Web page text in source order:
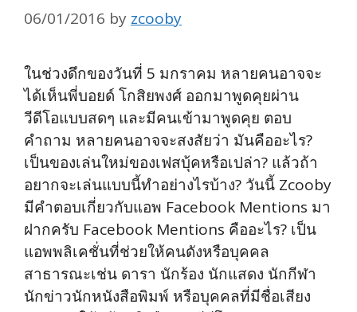
06/01/2016 by zcooby
ในช่วงดึกของวันที่ 5 มกราคม หลายคนอาจจะ
ได้เห็นพี่บอยด์ โกสิยพงศ์ ออกมาพูดคุยผ่าน
วีดีโอแบบสดๆ และมีคนเข้ามาพูดคุย ตอบ
คำถาม หลายคนอาจจะสงสัยว่า มันคืออะไร?
เป็นของเล่นใหม่ของเฟสบุ้คหรือเปล่า? แล้วถ้า
อยากจะเล่นแบบนี้ทำอย่างไรบ้าง? วันนี้ Zcooby
มีคำตอบเกี่ยวกับแอพ Facebook Mentions มา
ฝากครับ Facebook Mentions คืออะไร? เป็น
แอพพลิเคชั่นที่ช่วยให้คนดังหรือบุคคล
สาธารณะเช่น ดารา นักร้อง นักแสดง นักกีฬา
นักข่าวนักหนังสือพิมพ์ หรือบุคคลที่มีชื่อเสียง